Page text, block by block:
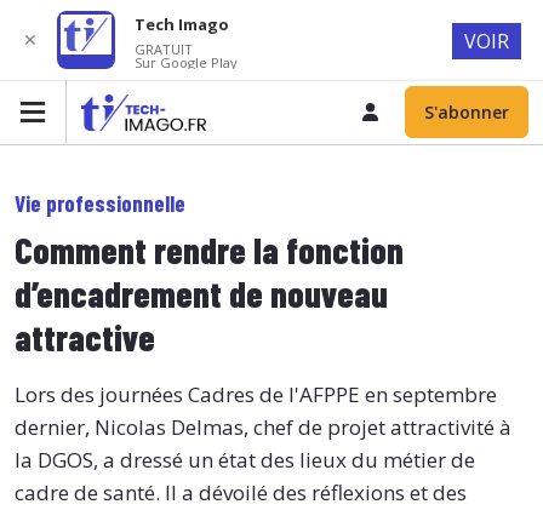
S'abonner
Vie professionnelle
Comment rendre la fonction
d’encadrement de nouveau
attractive
Lors des journées Cadres de l'AFPPE en septembre
dernier, Nicolas Delmas, chef de projet attractivité à
la DGOS, a dressé un état des lieux du métier de
cadre de santé. Il a dévoilé des réflexions et des
✕
Tech Imago
GRATUIT
Sur Google Play
VOIR